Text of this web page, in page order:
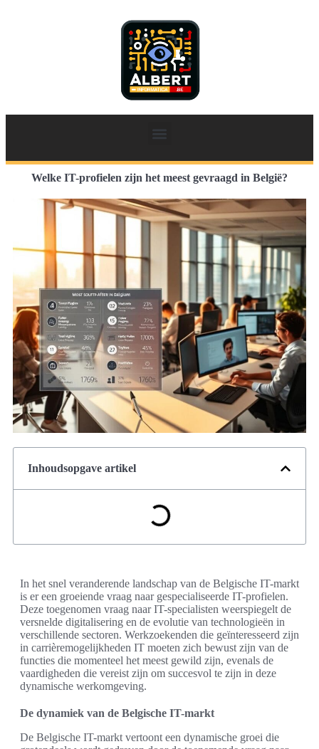
Welke IT-profielen zijn het meest gevraagd in België?
Inhoudsopgave artikel
In het snel veranderende landschap van de Belgische IT-markt
is er een groeiende vraag naar gespecialiseerde IT-profielen.
Deze toegenomen vraag naar IT-specialisten weerspiegelt de
versnelde digitalisering en de evolutie van technologieën in
verschillende sectoren. Werkzoekenden die geïnteresseerd zijn
in carrièremogelijkheden IT moeten zich bewust zijn van de
functies die momenteel het meest gewild zijn, evenals de
vaardigheden die vereist zijn om succesvol te zijn in deze
dynamische werkomgeving.
De dynamiek van de Belgische IT-markt
De Belgische IT-markt vertoont een dynamische groei die